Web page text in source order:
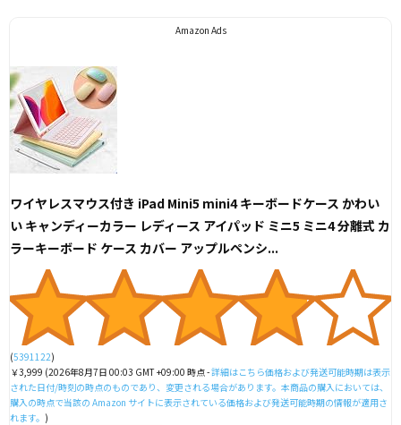
Amazon Ads
ワイヤレスマウス付き iPad Mini5 mini4 キーボードケース かわい
い キャンディーカラー レディース アイパッド ミニ5 ミニ4 分離式 カ
ラーキーボード ケース カバー アップルペンシ...
(5391122)
￥3,999 (2026年8月7日 00:03 GMT +09:00 時点 -詳細はこちら価格および発送可能時期は表示
された日付/時刻の時点のものであり、変更される場合があります。本商品の購入においては、
購入の時点で当該の Amazon サイトに表示されている価格および発送可能時期の情報が適用さ
れます。 )